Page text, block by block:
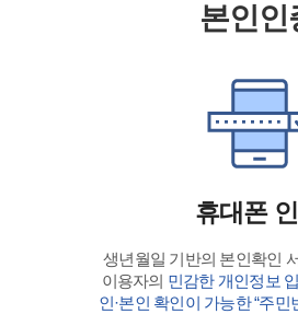
본인인
휴대폰
생년월일 기반의 본인확인
이용자의 민감한 개인정보
인·본인 확인이 가능한 “주